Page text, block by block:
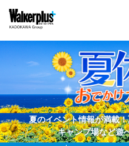
夏のイベント情報が満載
キャンプ場など遊